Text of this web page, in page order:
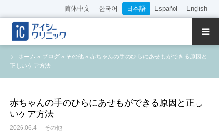
简体中文 한국어 日本語 Español English
ホーム » ブログ » その他 » 赤ちゃんの手のひらにあせもができる原因と
正しいケア方法
赤ちゃんの手のひらにあせもができる原因と正し
いケア方法
2026.06.4 その他
クリニック紹介
診療内容
WEB予約